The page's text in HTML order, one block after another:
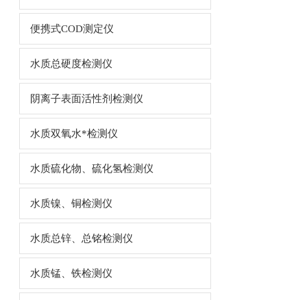
便携式COD测定仪
水质总硬度检测仪
阴离子表面活性剂检测仪
水质双氧水*检测仪
水质硫化物、硫化氢检测仪
水质镍、铜检测仪
水质总锌、总铭检测仪
水质锰、铁检测仪